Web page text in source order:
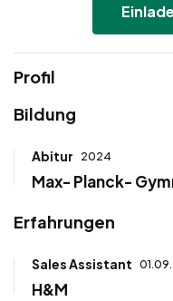
Profil
Bildung
Abitur 2024
Max- Planck-
Erfahrungen
Sales Assistant
H&M